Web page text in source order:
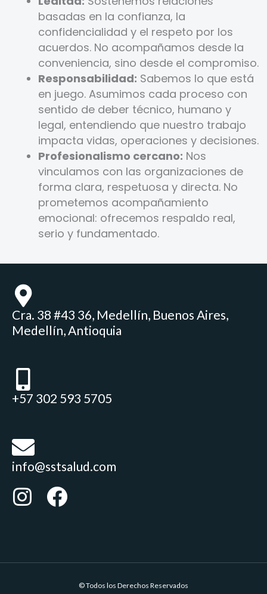
basadas en la confianza, la
confidencialidad y el respeto por los
acuerdos. No acompañamos desde la
conveniencia, sino desde el compromiso.
Responsabilidad: Sabemos lo que está
en juego. Asumimos cada proceso con
sentido de deber técnico, humano y
legal, entendiendo que nuestro trabajo
impacta vidas, operaciones y decisiones.
Profesionalismo cercano: Nos
vinculamos con las organizaciones de
forma clara, respetuosa y directa. No
prometemos acompañamiento
emocional: ofrecemos respaldo real,
serio y fundamentado.
Cra. 38 #43 36, Medellín, Buenos Aires,
Medellín, Antioquia
+57 302 593 5705
info@sstsalud.com
© Todos los Derechos Reservados